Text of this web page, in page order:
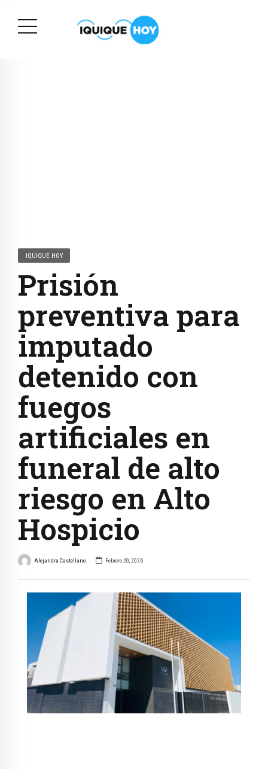
IQUIQUE HOY
Prisión
preventiva para
imputado
detenido con
fuegos
artificiales en
funeral de alto
riesgo en Alto
Hospicio
Alejandra Castellano Febrero 20, 2026